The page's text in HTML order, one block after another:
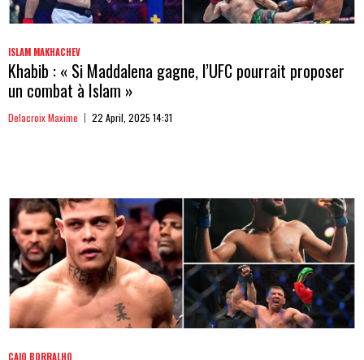
ISLAM MAKHACHEV
Khabib : « Si Maddalena gagne, l’UFC pourrait proposer
un combat à Islam »
Delacroix Maxime 22 April, 2025 14:31
CAIO BORRALHO